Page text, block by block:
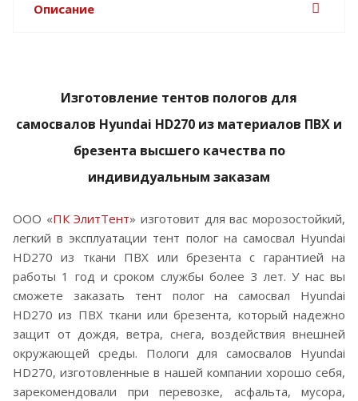
Описание
Изготовление тентов пологов для
самосвалов Hyundai HD270 из материалов ПВХ и
брезента высшего качества по
индивидуальным заказам
ООО «ПК ЭлитТент» изготовит для вас морозостойкий,
легкий в эксплуатации тент полог на самосвал Hyundai
HD270 из ткани ПВХ или брезента с гарантией на
работы 1 год и сроком службы более 3 лет. У нас вы
сможете заказать тент полог на самосвал Hyundai
HD270 из ПВХ ткани или брезента, который надежно
защит от дождя, ветра, снега, воздействия внешней
окружающей среды. Пологи для самосвалов Hyundai
HD270, изготовленные в нашей компании хорошо себя,
зарекомендовали при перевозке, асфальта, мусора,